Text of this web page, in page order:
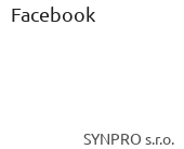
Facebook
SYNPRO s.r.o.